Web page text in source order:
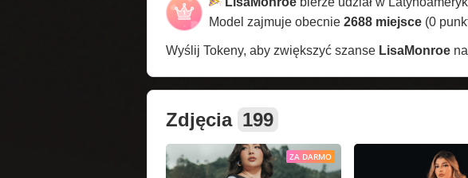
Model zajmuje obecnie 2688 miejsce (0
Wyślij Tokeny, aby zwiększyć szanse LisaMonroe na
Zdjęcia 199
ZA DARMO